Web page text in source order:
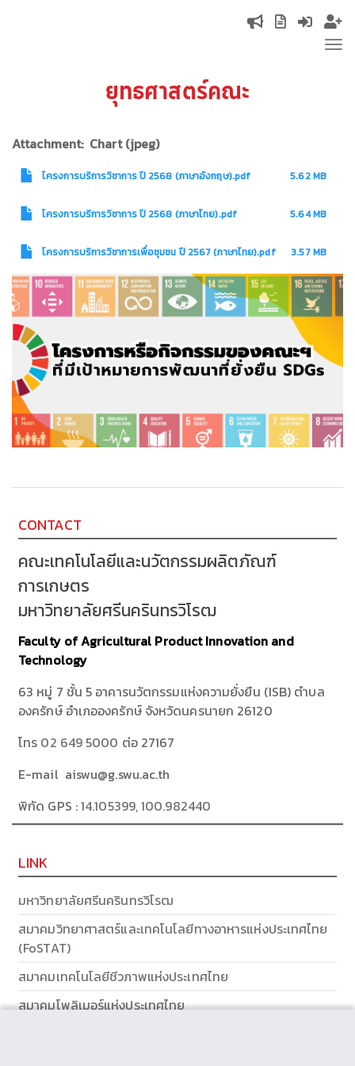
navigation
ยุทธศาสตร์คณะ
Attachment
โครงการบริการวิชาการ ปี 2568 (ภาษาอังกฤษ).pdf 5.62 MB
โครงการบริการวิชาการ ปี 2568 (ภาษาไทย).pdf 5.64 MB
โครงการบริการวิชาการเพื่อชุมชน ปี 2567 (ภาษาไทย).pdf 3.57 MB
Chart (jpeg)
CONTACT
คณะเทคโนโลยีและนวัตกรรมผลิตภัณฑ์
การเกษตร
มหาวิทยาลัยศรีนครินทรวิโรฒ
Faculty of Agricultural Product Innovation and
Technology
63 หมู่ 7 ชั้น 5 อาคารนวัตกรรมแห่งความยั่งยืน (ISB) ตำบล
องครักษ์ อำเภอองครักษ์ จังหวัดนครนายก 26120
โทร 02 649 5000 ต่อ 27167
E-mail aiswu@g.swu.ac.th
พิกัด GPS :14.105399, 100.982440
LINK
มหาวิทยาลัยศรีนครินทรวิโรฒ
สมาคมวิทยาศาสตร์และเทคโนโลยีทางอาหารแห่งประเทศไทย
(FoSTAT)
สมาคมเทคโนโลยีชีวภาพแห่งประเทศไทย
สมาคมโพลิเมอร์แห่งประเทศไทย